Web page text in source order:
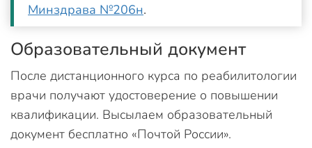
Минздрава №206н.
Образовательный документ
После дистанционного курса по реабилитологии
врачи получают удостоверение о повышении
квалификации. Высылаем образовательный
документ бесплатно «Почтой России».